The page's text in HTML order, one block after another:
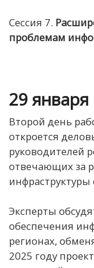
Сессия 7.
проблемам
29 января
Второй день
откроется
руководителей
отвечающих за
инфраструктуры
Эксперты
обеспечения
регионах,
2025 году